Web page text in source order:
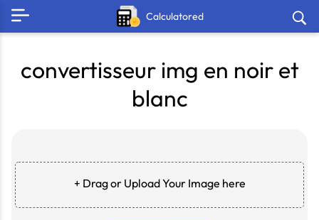
Calculatored
convertisseur img en noir et
blanc
+ Drag or Upload Your Image here